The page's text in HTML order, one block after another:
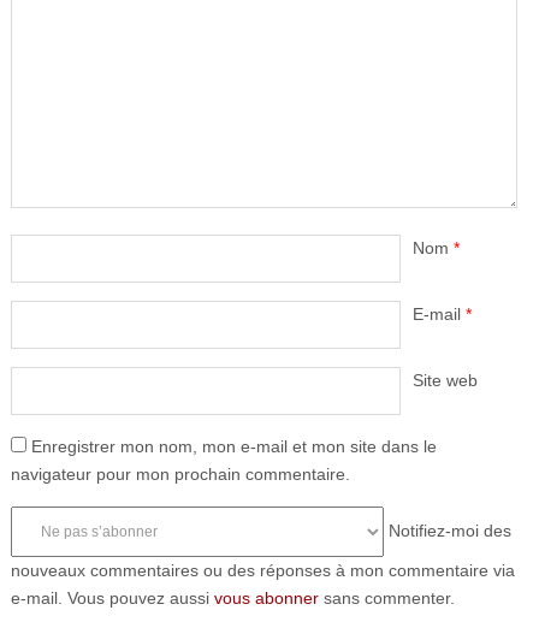
Nom *
E-mail *
Site web
Enregistrer mon nom, mon e-mail et mon site dans le
navigateur pour mon prochain commentaire.
Notifiez-moi des
nouveaux commentaires ou des réponses à mon commentaire via
e-mail. Vous pouvez aussi vous abonnersans commenter.